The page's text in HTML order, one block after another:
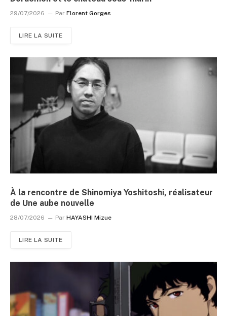
29/07/2026 Par Florent Gorges
LIRE LA SUITE
À la rencontre de Shinomiya Yoshitoshi, réalisateur
de Une aube nouvelle
28/07/2026 Par HAYASHI Mizue
LIRE LA SUITE